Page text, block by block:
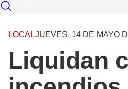
LOCALJUEVES, 14 DE MAYO
Liquidan